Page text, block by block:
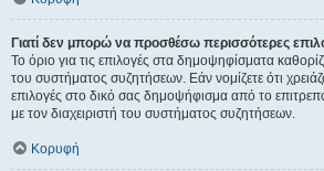
Γιατί δεν μπορώ να προσθέσω περισσότερες
Το όριο για τις επιλογές στα δημοψηφίσματα
του συστήματος συζητήσεων. Εάν νομίζετε ότι
επιλογές στο δικό σας δημοψήφισμα από το
με τον διαχειριστή του συστήματος συζητήσεων.
Κορυφή